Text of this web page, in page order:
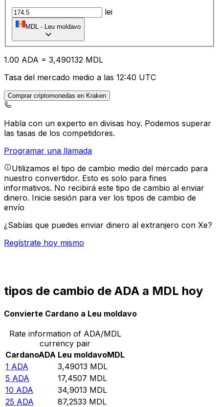
lei
MDL - Leu moldavo
1.00 ADA = 3,490132 MDL
Tasa del mercado medio a las 12:40 UTC
Comprar criptomonedas en Kraken
Habla con un experto en divisas hoy. Podemos superar
las tasas de los competidores.
Programar una llamada
Utilizamos el tipo de cambio medio del mercado para
nuestro convertidor. Esto es solo para fines
informativos. No recibirá este tipo de cambio al enviar
dinero. Inicie sesión para ver los tipos de cambio de
envío
¿Sabías que puedes enviar dinero al extranjero con Xe?
Regístrate hoy mismo
tipos de cambio de ADA a MDL hoy
Convierte Cardano a Leu moldavo
Rate information of ADA/MDL
currency pair
CardanoADA Leu moldavoMDL
1 ADA 3,49013 MDL
5 ADA 17,4507 MDL
10 ADA 34,9013 MDL
25 ADA 87,2533 MDL